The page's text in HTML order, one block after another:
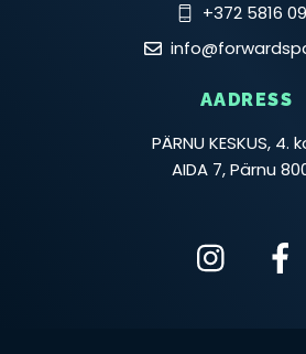
+372 5816
AADRESS
PÄRNU KESKUS, 4.
AIDA 7, Pärnu